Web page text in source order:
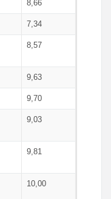
8,66
7,34
8,57
9,63
9,70
9,03
9,81
10,00